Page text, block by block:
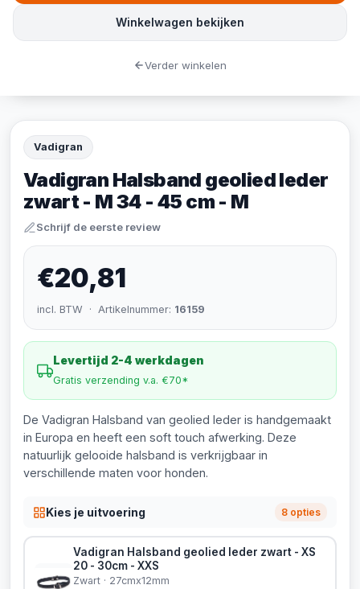
Vadigran
Vadigran Halsband geolied leder
zwart - M 34 - 45 cm - M
Schrijf de eerste review
€20,81
incl. BTW · Artikelnummer: 16159
Levertijd 2-4 werkdagen
Gratis verzending v.a. €70*
De Vadigran Halsband van geolied leder is handgemaakt
in Europa en heeft een soft touch afwerking. Deze
natuurlijk gelooide halsband is verkrijgbaar in
verschillende maten voor honden.
Kies je uitvoering 8 opties
Vadigran Halsband geolied leder zwart - XS
20 - 30cm - XXS
Zwart · 27cmx12mm
Winkelwagen bekijken
Verder winkelen